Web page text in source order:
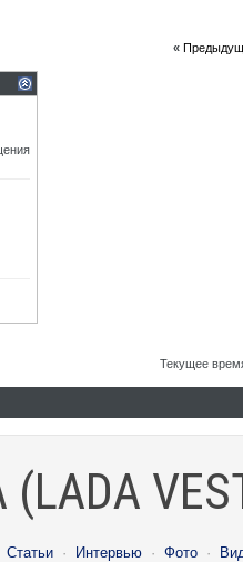
«
Текущее
Статьи · Интервью · Фото ·